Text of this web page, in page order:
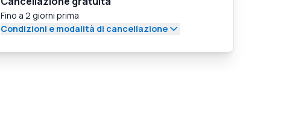
Fino a 2 giorni prima
Condizioni e modalità di cancellazione